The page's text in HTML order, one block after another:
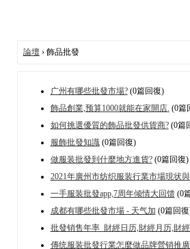
論壇› 飾品批發
广州有哪些批發市場?(0篇回復)
飾品創業,预算1000就能在家開店. (0篇
如何挑選優質的飾品批發供貨商?(0篇
服飾批發知識(0篇回復)
做服装批發到什麼地方進貨?(0篇回復)
2021年廣州市纺织服装行業市場現状
一手服装批發app,7周年倾情大回馈(0
成都有哪些批發市場 - 天气加 (0篇回
批發销售年率_財經日历,財經月历,財
傳统服装批發行業怎麼做品牌營销推